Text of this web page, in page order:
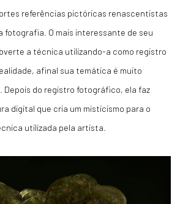
referências pictóricas renascentistas
fotografia. O mais interessante de seu
a técnica utilizando-a como registro
afinal sua temática é muito
Depois do registro fotográfico, ela faz
digital que cria um misticismo para o
utilizada pela artista.